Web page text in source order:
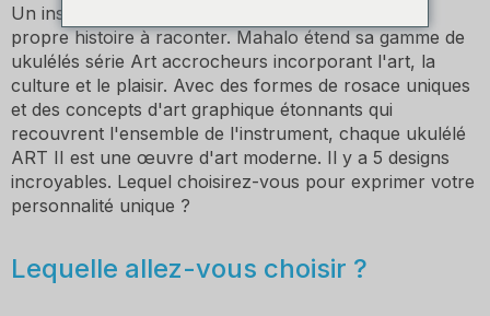
Un instrument de qualité facile à jouer et avec sa
propre histoire à raconter. Mahalo étend sa gamme de
ukulélés série Art accrocheurs incorporant l'art, la
culture et le plaisir. Avec des formes de rosace uniques
et des concepts d'art graphique étonnants qui
recouvrent l'ensemble de l'instrument, chaque ukulélé
ART II est une œuvre d'art moderne. Il y a 5 designs
incroyables. Lequel choisirez-vous pour exprimer votre
personnalité unique ?
Lequelle allez-vous choisir ?